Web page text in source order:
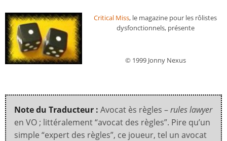
Critical Miss, le magazine pour les rôlistes
dysfonctionnels, présente
© 1999 Jonny Nexus
Note du Traducteur : Avocat ès règles –rules lawyer
en VO ; littéralement “avocat des règles”. Pire qu’un
simple “expert des règles”, ce joueur, tel un avocat